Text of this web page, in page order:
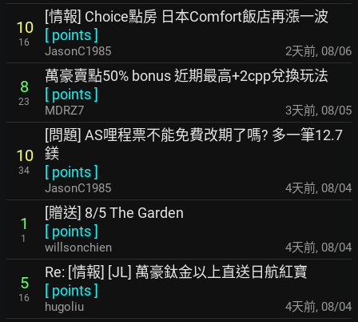
10
16
[情報] Choice點房 日本Comfort飯店再漲一波
[ points]
JasonC1985 2天前, 08/06
8
23
萬豪賣點50% bonus 近期最高+2cpp兌換玩法
[ points]
MDRZ7 3天前, 08/05
10
34
[問題] AS哩程票不能免費改期了嗎? 多一筆12.7
鎂
[ points]
JasonC1985 4天前, 08/04
1
1
[贈送] 8/5 The Garden
[ points]
willsonchien 4天前, 08/04
5
16
Re: [情報] [JL] 萬豪鈦金以上直送日航紅寶
[ points]
hugoliu 4天前, 08/04